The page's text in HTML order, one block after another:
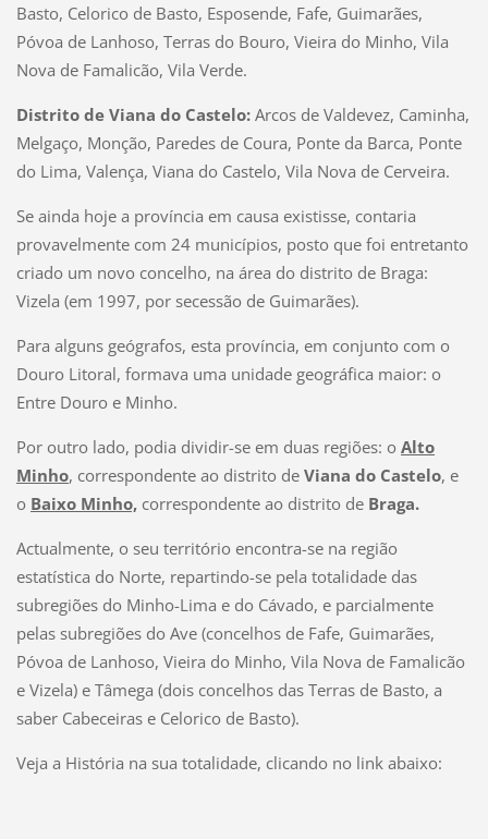
Basto, Celorico de Basto, Esposende, Fafe, Guimarães,
Póvoa de Lanhoso, Terras do Bouro, Vieira do Minho, Vila
Nova de Famalicão, Vila Verde.
Distrito de Viana do Castelo:Arcos de Valdevez, Caminha,
Melgaço, Monção, Paredes de Coura, Ponte da Barca, Ponte
do Lima, Valença, Viana do Castelo, Vila Nova de Cerveira.
Se ainda hoje a província em causa existisse, contaria
provavelmente com 24 municípios, posto que foi entretanto
criado um novo concelho, na área do distrito de Braga:
Vizela (em 1997, por secessão de Guimarães).
Para alguns geógrafos, esta província, em conjunto com o
Douro Litoral, formava uma unidade geográfica maior: o
Entre Douro e Minho.
Por outro lado, podia dividir-se em duas regiões: o Alto
Minho, correspondente ao distrito de Viana do Castelo, e
o Baixo Minho,correspondente ao distrito de Braga.
Actualmente, o seu território encontra-se na região
estatística do Norte, repartindo-se pela totalidade das
subregiões do Minho-Lima e do Cávado, e parcialmente
pelas subregiões do Ave (concelhos de Fafe, Guimarães,
Póvoa de Lanhoso, Vieira do Minho, Vila Nova de Famalicão
e Vizela) e Tâmega (dois concelhos das Terras de Basto, a
saber Cabeceiras e Celorico de Basto).
Veja a História na sua totalidade, clicando no link abaixo: